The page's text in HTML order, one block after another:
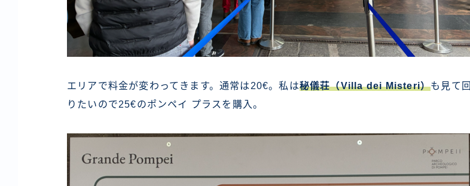
エリアで料金が変わってきます。通常は20€。私は秘儀荘（Villa dei Misteri）も見て回
りたいので25€のポンペイ プラスを購入。